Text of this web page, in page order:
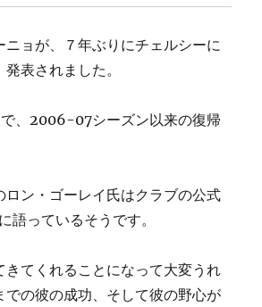
ニョが、７年ぶりにチェルシーに
表されました。
、2006-07シーズン以来の復帰
ロン・ゴーレイ氏はクラブの公式
語っているそうです。
きてくれることになって大変うれ
での彼の成功、そして彼の野心が